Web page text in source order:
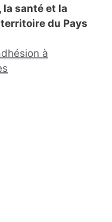
santé et la
du Pays
à